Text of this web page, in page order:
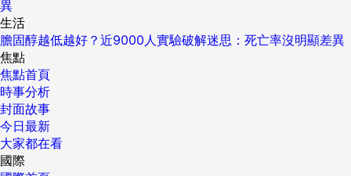
生活
膽固醇越低越好？近9000人實驗破解迷思：死亡率沒明顯差異
焦點
焦點首頁
時事分析
封面故事
今日最新
大家都在看
國際